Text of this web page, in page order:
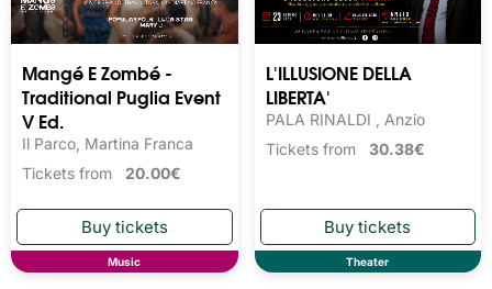
Mangé E Zombé -
Traditional Puglia Event
V Ed.
Il Parco, Martina Franca
Tickets from 20.00€
Music
L'ILLUSIONE DELLA
LIBERTA'
PALA RINALDI , Anzio
Tickets from 30.38€
Theater